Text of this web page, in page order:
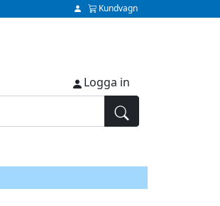
Kundvagn
Logga in